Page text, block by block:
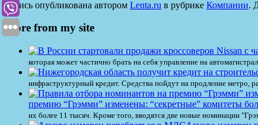
Запись опубликована автором Lenta.ru в рубрике Компании.
More from my site
которая может частично брать на себя управление на
инфраструктурный кредит. Средства пойдут на продление
премию “Грэмми” изменены: “секретные” комитеты
их более 11 тысяч. Кроме того, вводятся две новые номинации